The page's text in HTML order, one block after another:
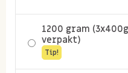
1200 gram
verpakt)
Tip!